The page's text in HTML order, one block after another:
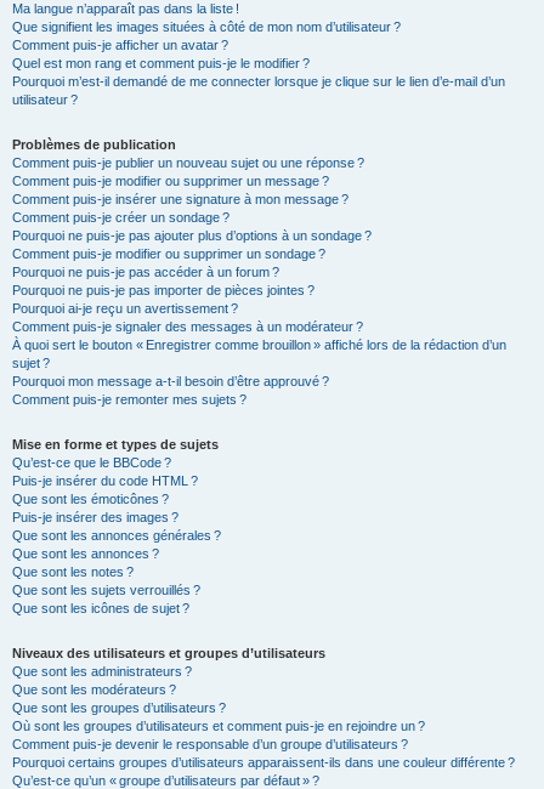
Ma langue n’apparaît pas dans la liste !
Que signifient les images situées à côté de mon nom d’utilisateur ?
Comment puis-je afficher un avatar ?
Quel est mon rang et comment puis-je le modifier ?
Pourquoi m’est-il demandé de me connecter lorsque je clique sur le lien d’e-mail d’un
utilisateur ?
Problèmes de publication
Comment puis-je publier un nouveau sujet ou une réponse ?
Comment puis-je modifier ou supprimer un message ?
Comment puis-je insérer une signature à mon message ?
Comment puis-je créer un sondage ?
Pourquoi ne puis-je pas ajouter plus d’options à un sondage ?
Comment puis-je modifier ou supprimer un sondage ?
Pourquoi ne puis-je pas accéder à un forum ?
Pourquoi ne puis-je pas importer de pièces jointes ?
Pourquoi ai-je reçu un avertissement ?
Comment puis-je signaler des messages à un modérateur ?
À quoi sert le bouton « Enregistrer comme brouillon » affiché lors de la rédaction d’un
sujet ?
Pourquoi mon message a-t-il besoin d’être approuvé ?
Comment puis-je remonter mes sujets ?
Mise en forme et types de sujets
Qu’est-ce que le BBCode ?
Puis-je insérer du code HTML ?
Que sont les émoticônes ?
Puis-je insérer des images ?
Que sont les annonces générales ?
Que sont les annonces ?
Que sont les notes ?
Que sont les sujets verrouillés ?
Que sont les icônes de sujet ?
Niveaux des utilisateurs et groupes d’utilisateurs
Que sont les administrateurs ?
Que sont les modérateurs ?
Que sont les groupes d’utilisateurs ?
Où sont les groupes d’utilisateurs et comment puis-je en rejoindre un ?
Comment puis-je devenir le responsable d’un groupe d’utilisateurs ?
Pourquoi certains groupes d’utilisateurs apparaissent-ils dans une couleur différente ?
Qu’est-ce qu’un « groupe d’utilisateurs par défaut » ?